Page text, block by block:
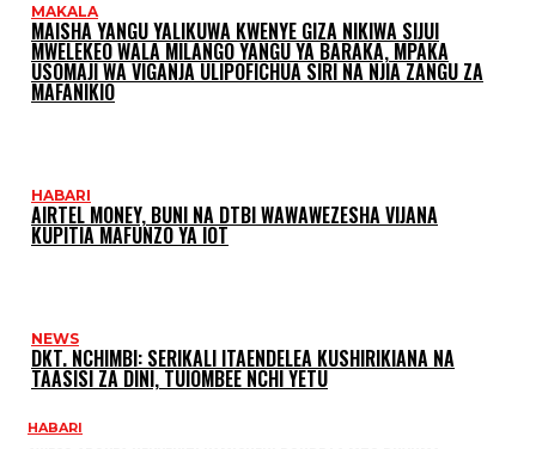
MAKALA
MAISHA YANGU YALIKUWA KWENYE GIZA NIKIWA SIJUI
MWELEKEO WALA MILANGO YANGU YA BARAKA, MPAKA
USOMAJI WA VIGANJA ULIPOFICHUA SIRI NA NJIA ZANGU ZA
MAFANIKIO
HABARI
AIRTEL MONEY, BUNI NA DTBI WAWAWEZESHA VIJANA
KUPITIA MAFUNZO YA IOT
NEWS
DKT. NCHIMBI: SERIKALI ITAENDELEA KUSHIRIKIANA NA
TAASISI ZA DINI, TUIOMBEE NCHI YETU
HABARI